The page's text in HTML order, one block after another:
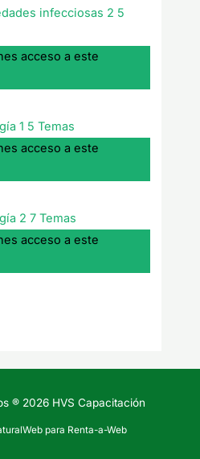
infecciosas 2 5
acceso a este
1 5 Temas
acceso a este
27 Temas
acceso a este
® 2026 HVS Capacitación
para Renta-a-Web